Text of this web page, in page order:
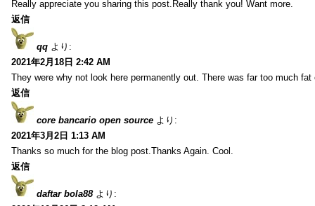
Really appreciate you sharing this post.Really thank you! Want more.
返信
qq より:
2021年2月18日 2:42 AM
They were why not look here permanently out. There was far too much fat
返信
core bancario open source より:
2021年3月2日 1:13 AM
Thanks so much for the blog post.Thanks Again. Cool.
返信
daftar bola88 より: